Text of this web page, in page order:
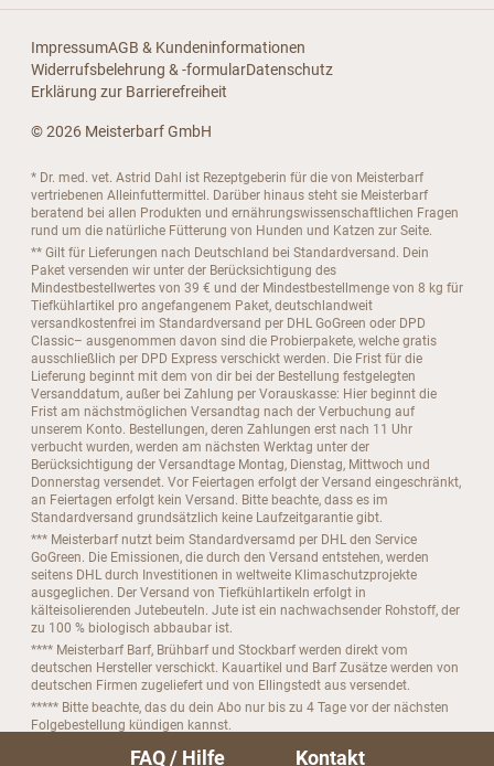
ImpressumAGB & Kundeninformationen
Widerrufsbelehrung & -formularDatenschutz
Erklärung zur Barrierefreiheit
© 2026 Meisterbarf GmbH
* Dr. med. vet. Astrid Dahl ist Rezeptgeberin für die von Meisterbarf
vertriebenen Alleinfuttermittel. Darüber hinaus steht sie Meisterbarf
beratend bei allen Produkten und ernährungswissenschaftlichen Fragen
rund um die natürliche Fütterung von Hunden und Katzen zur Seite.
** Gilt für Lieferungen nach Deutschland bei Standardversand. Dein
Paket versenden wir unter der Berücksichtigung des
Mindestbestellwertes von 39 € und der Mindestbestellmenge von 8 kg für
Tiefkühlartikel pro angefangenem Paket, deutschlandweit
versandkostenfrei im Standardversand per DHL GoGreen oder DPD
Classic– ausgenommen davon sind die Probierpakete, welche gratis
ausschließlich per DPD Express verschickt werden. Die Frist für die
Lieferung beginnt mit dem von dir bei der Bestellung festgelegten
Versanddatum, außer bei Zahlung per Vorauskasse: Hier beginnt die
Frist am nächstmöglichen Versandtag nach der Verbuchung auf
unserem Konto. Bestellungen, deren Zahlungen erst nach 11 Uhr
verbucht wurden, werden am nächsten Werktag unter der
Berücksichtigung der Versandtage Montag, Dienstag, Mittwoch und
Donnerstag versendet. Vor Feiertagen erfolgt der Versand eingeschränkt,
an Feiertagen erfolgt kein Versand. Bitte beachte, dass es im
Standardversand grundsätzlich keine Laufzeitgarantie gibt.
*** Meisterbarf nutzt beim Standardversamd per DHL den Service
GoGreen. Die Emissionen, die durch den Versand entstehen, werden
seitens DHL durch Investitionen in weltweite Klimaschutzprojekte
ausgeglichen. Der Versand von Tiefkühlartikeln erfolgt in
kälteisolierenden Jutebeuteln. Jute ist ein nachwachsender Rohstoff, der
zu 100 % biologisch abbaubar ist.
**** Meisterbarf Barf, Brühbarf und Stockbarf werden direkt vom
deutschen Hersteller verschickt. Kauartikel und Barf Zusätze werden von
deutschen Firmen zugeliefert und von Ellingstedt aus versendet.
***** Bitte beachte, das du dein Abo nur bis zu 4 Tage vor der nächsten
Folgebestellung kündigen kannst.
FAQ / Hilfe Kontakt